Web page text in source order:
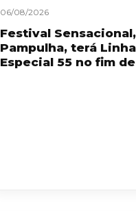
06/08/2026
Festival
Pampulha, terá Linha
Especial 55 no fim